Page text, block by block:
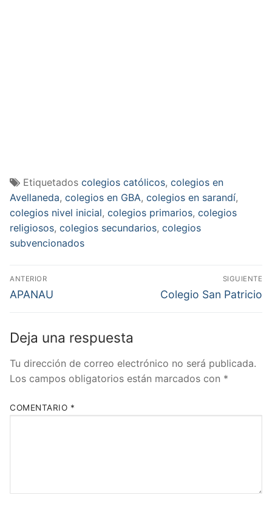
Etiquetados colegios católicos, colegios en
Avellaneda, colegios en GBA, colegios en sarandí,
colegios nivel inicial, colegios primarios, colegios
religiosos, colegios secundarios, colegios
subvencionados
Navegación
de
ANTERIOR
Entrada
APANAU
SIGUIENTE
Entrada
Colegio San Patricio
Deja una respuesta
Tu dirección de correo electrónico no será publicada.
Los campos obligatorios están marcados con *
COMENTARIO *